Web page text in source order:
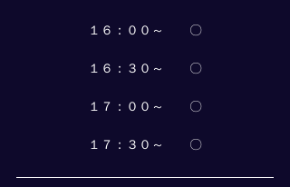
１６：００～　　〇
１６：３０～　　〇
１７：００～　　〇
１７：３０～　　〇